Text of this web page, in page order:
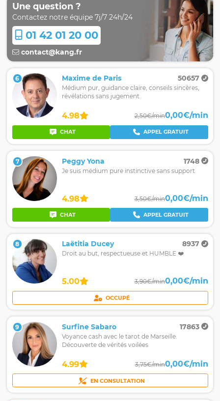
Une question ?
Contactez notre équipe 7j/7 24h/24
01 42 01 20 00
contact@kang.fr
6 Maxime de Paris 50657
Médium pur, guidance claire, conseils sincères,
révélations sans jugement
4.98 2,50€/min0,00€/min
CHAT APPEL GRATUIT
7 Peggy Yona 1748
Je suis médium pure instinctive sans support
4.98 3,50€/min0,00€/min
CHAT APPEL GRATUIT
8 Laëtitia Ducey 8937
Droit au but, respectueuse et HUMBLE ❤️
5.00 3,90€/min0,00€/min
OCCUPÉ
9 Surfine Sabaro 17863
Voyance cash avec le tarot de Marseille.
Découverte de vérités voilées
4.99 3,75€/min0,00€/min
EN CONSULTATION